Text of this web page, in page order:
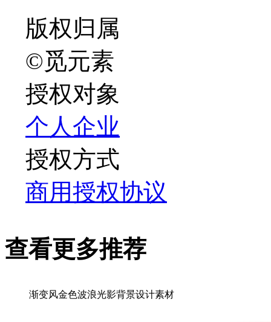
版权归属
©觅元素
授权对象
个人企业
授权方式
商用授权协议
查看更多推荐
渐变风金色波浪光影背景设计素材